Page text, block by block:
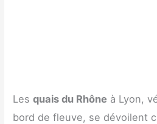
Lesquais du Rhône à Lyon,
bord de fleuve, se dévoilent